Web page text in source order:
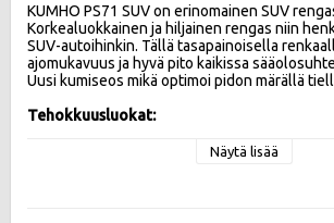
KUMHO PS71 SUV on erinomainen SUV
Korkealuokkainen ja hiljainen rengas niin
SUV-autoihinkin. Tällä tasapainoisella
ajomukavuus ja hyvä pito kaikissa
Uusi kumiseos mikä optimoi pidon märällä
Tehokkuusluokat:
Näytä lisää